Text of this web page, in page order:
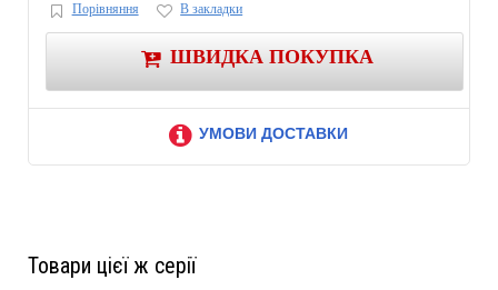
Порівняння В закладки
ШВИДКА ПОКУПКА
УМОВИ ДОСТАВКИ
Товари цієї ж серії